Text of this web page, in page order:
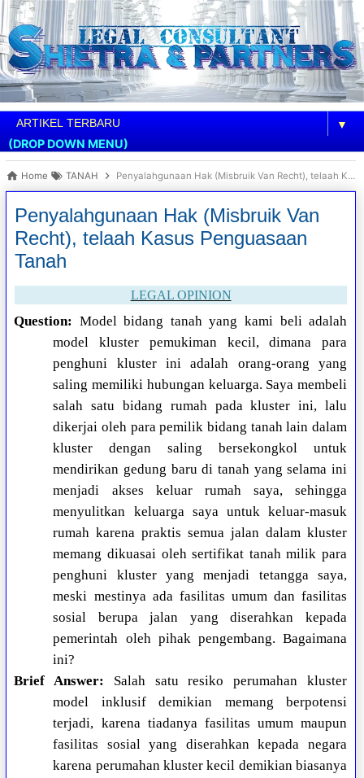
▼
(DROP DOWN MENU)
Home TANAH Penyalahgunaan Hak (Misbruik Van Recht), telaah Kasus Penguasaan Tanah
Penyalahgunaan Hak (Misbruik Van
Recht), telaah Kasus Penguasaan
Tanah
LEGAL OPINION
Question: Model bidang tanah yang kami beli adalah
model kluster pemukiman kecil, dimana para
penghuni kluster ini adalah orang-orang yang
saling memiliki hubungan keluarga. Saya membeli
salah satu bidang rumah pada kluster ini, lalu
dikerjai oleh para pemilik bidang tanah lain dalam
kluster dengan saling bersekongkol untuk
mendirikan gedung baru di tanah yang selama ini
menjadi akses keluar rumah saya, sehingga
menyulitkan keluarga saya untuk keluar-masuk
rumah karena praktis semua jalan dalam kluster
memang dikuasai oleh sertifikat tanah milik para
penghuni kluster yang menjadi tetangga saya,
meski mestinya ada fasilitas umum dan fasilitas
sosial berupa jalan yang diserahkan kepada
pemerintah oleh pihak pengembang. Bagaimana
ini?
Brief Answer: Salah satu resiko perumahan kluster
model inklusif demikian memang berpotensi
terjadi, karena tiadanya fasilitas umum maupun
fasilitas sosial yang diserahkan kepada negara
karena perumahan kluster kecil demikian biasanya